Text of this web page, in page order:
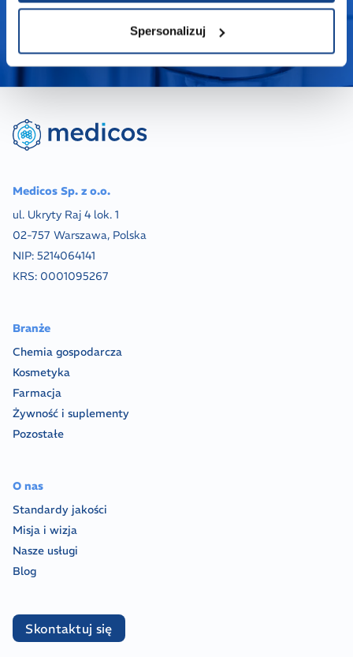
Spersonalizuj
Medicos Sp. z o.o.
ul. Ukryty Raj 4 lok. 1
02-757 Warszawa, Polska
NIP: 5214064141
KRS: 0001095267
Branże
Chemia gospodarcza
Kosmetyka
Farmacja
Żywność i suplementy
Pozostałe
O nas
Standardy jakości
Misja i wizja
Nasze usługi
Blog
Skontaktuj się